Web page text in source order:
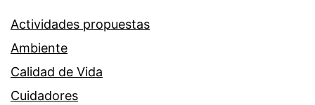
Actividades propuestas
Ambiente
Calidad de Vida
Cuidadores